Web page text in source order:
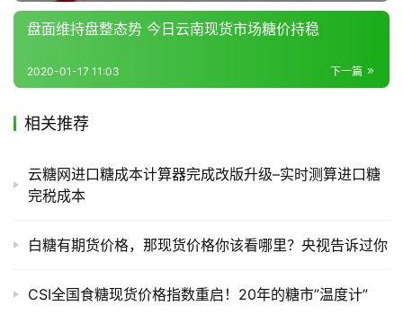
区
频
产
链
产
运
盘面维持盘整态势 今日云南现货市场糖价持稳
下一篇
2020-01-17 11:03
相关推荐
云糖网进口糖成本计算器完成改版升级–实时测算进口糖
完税成本
白糖有期货价格，那现货价格你该看哪里？央视告诉过你
CSI全国食糖现货价格指数重启！20年的糖市”温度计”